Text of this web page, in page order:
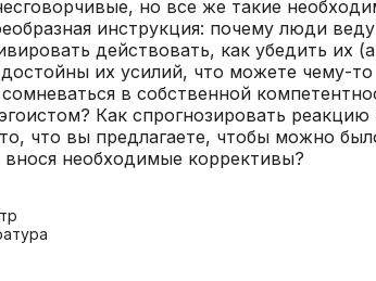
но все же такие
инструкция: почему люди
действовать, как убедить их
их усилий, что можете чему-то
в собственной
Как спрогнозировать
что вы предлагаете, чтобы можно
необходимые коррективы?